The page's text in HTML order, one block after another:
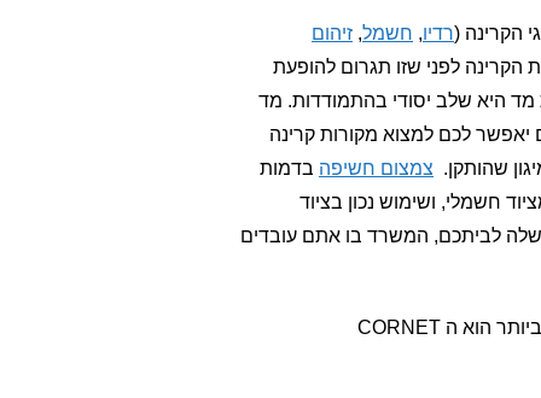
הקרינה (רדיו, חשמל, זיהום
לפני שזו תגרום להופעת
מד היא שלב יסודי בהתמודדות. מד
לכם למצוא מקורות קרינה
שהותקן. צמצום חשיפה בדמות
חשמלי, ושימוש נכון בציוד
לביתכם, המשרד בו אתם עובדים
(נכון ל11/2024 מד הקרינה המומלץ ביותר הוא ה CORNET